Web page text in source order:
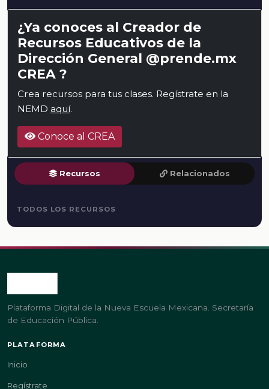
¿Ya conoces al Creador de
Recursos Educativos de la
Dirección General @prende.mx
CREA ?
Crea recursos para tus clases. Regístrate en la
NEMD aquí.
Conoce al CREA
Recursos Relacionados
TODOS LOS RECURSOS
Plataforma Digital de la Nueva Escuela Mexicana. Secretaría
de Educación Pública.
PLATAFORMA
Inicio
Regístrate